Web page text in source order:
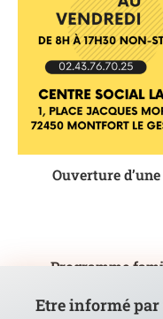
Etre informé
Ouverture
Programme